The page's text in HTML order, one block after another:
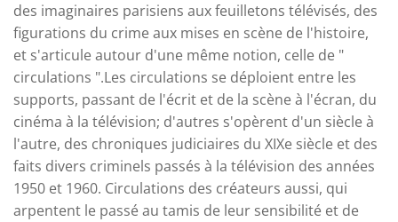
des imaginaires parisiens aux feuilletons télévisés, des
figurations du crime aux mises en scène de l'histoire,
et s'articule autour d'une même notion, celle de "
circulations ".Les circulations se déploient entre les
supports, passant de l'écrit et de la scène à l'écran, du
cinéma à la télévision; d'autres s'opèrent d'un siècle à
l'autre, des chroniques judiciaires du XIXe siècle et des
faits divers criminels passés à la télévision des années
1950 et 1960. Circulations des créateurs aussi, qui
arpentent le passé au tamis de leur sensibilité et de